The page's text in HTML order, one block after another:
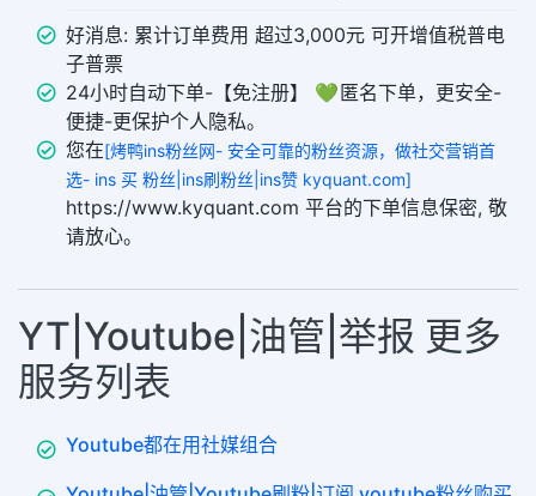
好消息: 累计订单费用 超过3,000元 可开增值税普电
子普票
24小时自动下单-【免注册】 💚 匿名下单，更安全-
便捷-更保护个人隐私。
您在[烤鸭ins粉丝网- 安全可靠的粉丝资源，做社交营销首
选- ins 买 粉丝|ins刷粉丝|ins赞 kyquant.com]
https://www.kyquant.com 平台的下单信息保密, 敬
请放心。
YT|Youtube|油管|举报 更多
服务列表
Youtube都在用社媒组合